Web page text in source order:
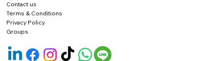
Contact us
Terms & Conditions
Privacy Policy
Groups